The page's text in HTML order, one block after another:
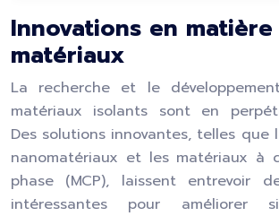
Innovations en
matériaux
La recherche et le
matériaux isolants sont en
Des solutions innovantes, telles que
nanomatériaux et les matériaux à
phase (MCP), laissent entrevoir
intéressantes pour améliorer